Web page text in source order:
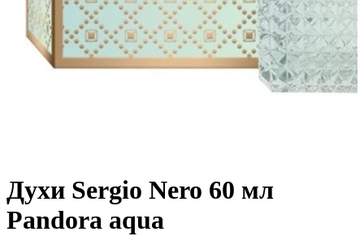
Духи Sergio Nero 60 мл
Pandora aqua